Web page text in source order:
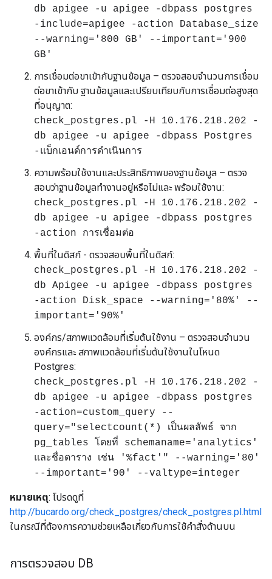
db apigee -u apigee -dbpass postgres
-include=apigee -action Database_size
--warning='800 GB' --important='900
GB'
การเชื่อมต่อขาเข้ากับฐานข้อมูล – ตรวจสอบจำนวนการเชื่อม
ต่อขาเข้ากับ ฐานข้อมูลและเปรียบเทียบกับการเชื่อมต่อสูงสุด
ที่อนุญาต:
check_postgres.pl -H 10.176.218.202 -
db apigee -u apigee -dbpass Postgres
-แบ็กเอนด์การดำเนินการ
ความพร้อมใช้งานและประสิทธิภาพของฐานข้อมูล – ตรวจ
สอบว่าฐานข้อมูลทํางานอยู่หรือไม่และ พร้อมใช้งาน:
check_postgres.pl -H 10.176.218.202 -
db apigee -u apigee -dbpass postgres
-action การเชื่อมต่อ
พื้นที่ในดิสก์ - ตรวจสอบพื้นที่ในดิสก์:
check_postgres.pl -H 10.176.218.202 -
db Apigee -u apigee -dbpass postgres
-action Disk_space --warning='80%' --
important='90%'
องค์กร/สภาพแวดล้อมที่เริ่มต้นใช้งาน – ตรวจสอบจำนวน
องค์กรและ สภาพแวดล้อมที่เริ่มต้นใช้งานในโหนด
Postgres:
check_postgres.pl -H 10.176.218.202 -
db apigee -u apigee -dbpass postgres
-action=custom_query --
query="selectcount(*) เป็นผลลัพธ์ จาก
pg_tables โดยที่ schemaname='analytics'
และชื่อตาราง เช่น '%fact'" --warning='80'
--important='90' --valtype=integer
หมายเหตุ: โปรดดูที่
http://bucardo.org/check_postgres/check_postgres.pl.html
ในกรณีที่ต้องการความช่วยเหลือเกี่ยวกับการใช้คำสั่งด้านบน
การตรวจสอบ DB